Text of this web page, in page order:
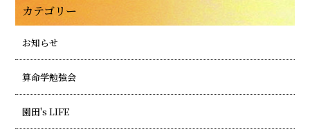
カテゴリー
お知らせ
算命学勉強会
園田's LIFE